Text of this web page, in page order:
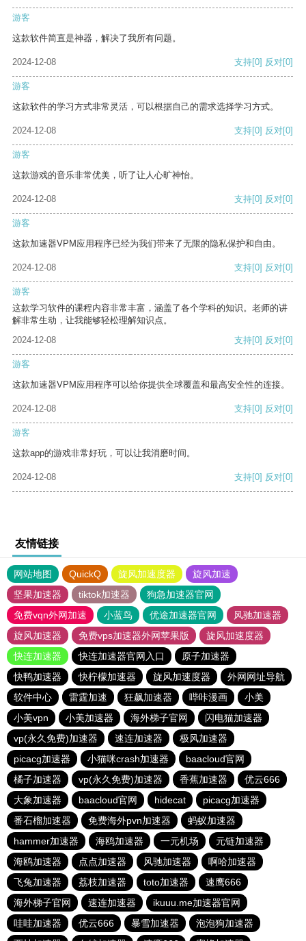
游客
这款软件简直是神器，解决了我所有问题。
2024-12-08 支持[0] 反对[0]
游客
这款软件的学习方式非常灵活，可以根据自己的需求选择学习方式。
2024-12-08 支持[0] 反对[0]
游客
这款游戏的音乐非常优美，听了让人心旷神怡。
2024-12-08 支持[0] 反对[0]
游客
这款加速器VPM应用程序已经为我们带来了无限的隐私保护和自由。
2024-12-08 支持[0] 反对[0]
游客
这款学习软件的课程内容非常丰富，涵盖了各个学科的知识。老师的讲
解非常生动，让我能够轻松理解知识点。
2024-12-08
支持[0] 反对[0]
游客
这款加速器VPM应用程序可以给你提供全球覆盖和最高安全性的连接。
2024-12-08 支持[0] 反对[0]
游客
这款app的游戏非常好玩，可以让我消磨时间。
2024-12-08 支持[0] 反对[0]
友情链接
网站地图 QuickQ 旋风加速度器
旋风加速
坚果加速器
tiktok加速器
狗急加速器官网
免费vqn外网加速
小蓝鸟 优途加速器官网
风驰加速器
旋风加速器
免费vps加速器外网苹果版
旋风加速度器
快连加速器
快连加速器官网入口
原子加速器
快鸭加速器
快柠檬加速器 旋风加速度器
外网网址导航
软件中心
雷霆加速 狂飙加速器 哔咔漫画
小美
小美vpn
小美加速器 海外梯子官网
闪电猫加速器
vp(永久免费)加速器
速连加速器
极风加速器
picacg加速器
小猫咪crash加速器
baacloud官网
橘子加速器
vp(永久免费)加速器 香蕉加速器
优云666
大象加速器
baacloud官网 hidecat
picacg加速器
番石榴加速器
免费海外pvn加速器
蚂蚁加速器
hammer加速器
海鸥加速器 一元机场
元链加速器
海鸥加速器
点点加速器 风驰加速器
啊哈加速器
飞兔加速器
荔枝加速器 toto加速器
速鹰666
海外梯子官网
速连加速器
ikuuu.me加速器官网
哇哇加速器
优云666 暴雪加速器
泡泡狗加速器